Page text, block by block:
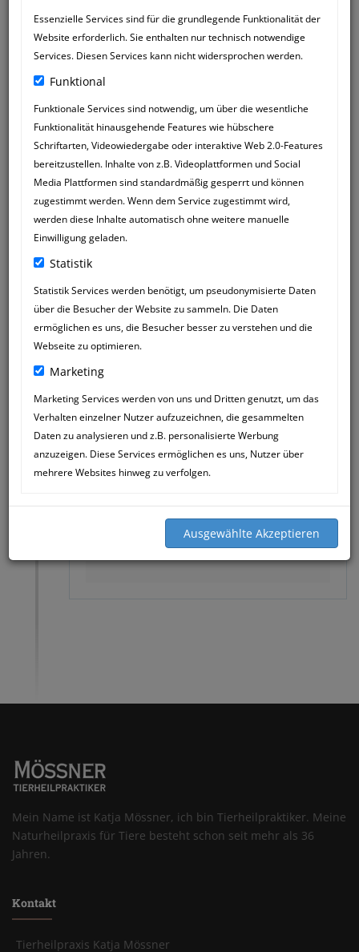
Essenzielle Services sind für die grundlegende Funktionalität der
Website erforderlich. Sie enthalten nur technisch notwendige
Services. Diesen Services kann nicht widersprochen werden.
Funktional
Funktionale Services sind notwendig, um über die wesentliche
Funktionalität hinausgehende Features wie hübschere
Schriftarten, Videowiedergabe oder interaktive Web 2.0-Features
bereitzustellen. Inhalte von z.B. Videoplattformen und Social
Media Plattformen sind standardmäßig gesperrt und können
zugestimmt werden. Wenn dem Service zugestimmt wird,
werden diese Inhalte automatisch ohne weitere manuelle
Einwilligung geladen.
Statistik
Statistik Services werden benötigt, um pseudonymisierte Daten
über die Besucher der Website zu sammeln. Die Daten
ermöglichen es uns, die Besucher besser zu verstehen und die
Webseite zu optimieren.
Marketing
Marketing Services werden von uns und Dritten genutzt, um das
Verhalten einzelner Nutzer aufzuzeichnen, die gesammelten
Daten zu analysieren und z.B. personalisierte Werbung
anzuzeigen. Diese Services ermöglichen es uns, Nutzer über
mehrere Websites hinweg zu verfolgen.
KLEIN PEPLE
Lieber siegfried mössner,liebe Katja
für unsere geliebte pepels getan
haben.egal ob an freien Tagen,
Wochenende sie hatten immer Zeit für
uns. Für unsre peppi war es leider zu
spät. Wir hoffen es geht ihr jetzt
tausend Dank für all dass gute was sie
an uns getan haben.glg
Mein Name ist Katja Mössner, ich bin Tierheilpraktiker. Meine
Naturheilpraxis für Tiere besteht schon seit mehr als 36
Jahren.
Kontakt
Tierheilpraxis Katja Mössner